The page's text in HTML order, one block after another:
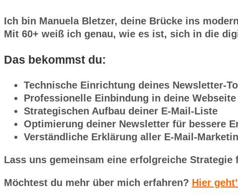
Ich bin Manuela Bletzer, deine Brücke ins
Mit 60+ weiß ich genau, wie es ist, sich in die
Das bekommst du:
Technische Einrichtung deines Newsletter-
Professionelle Einbindung in deine Webseite
Strategischen Aufbau deiner E-Mail-Liste
Optimierung deiner Newsletter für bessere
Verständliche Erklärung aller E-Mail-
Lass uns gemeinsam eine erfolgreiche
Möchtest du mehr über mich erfahren? Hier